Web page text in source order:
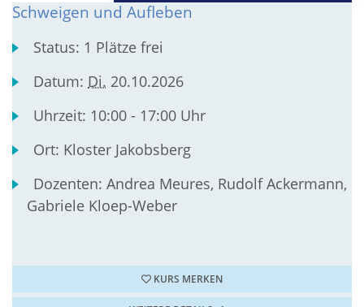
Schweigen und Aufleben
Status: 1 Plätze frei
Datum: Di. 20.10.2026
Uhrzeit: 10:00 - 17:00 Uhr
Ort: Kloster Jakobsberg
Dozenten:Andrea Meures, Rudolf Ackermann,
Gabriele Kloep-Weber
KURS MERKEN